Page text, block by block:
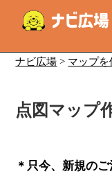
ナビ広場 > マップを
点図マップ
＊只今、新規の